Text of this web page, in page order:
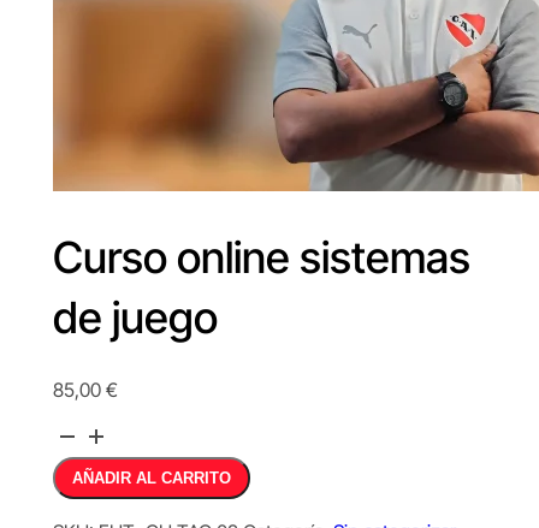
Curso online sistemas
de juego
85,00 €
Curso
online
sistemas
AÑADIR AL CARRITO Alternative: